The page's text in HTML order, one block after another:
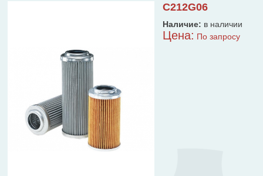
C212G06
Наличие: в наличии
Цена: По запросу